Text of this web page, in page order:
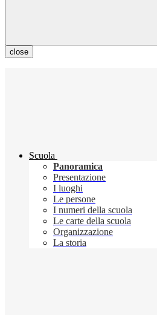
close
Scuola
Panoramica
Presentazione
I luoghi
Le persone
I numeri della scuola
Le carte della scuola
Organizzazione
La storia